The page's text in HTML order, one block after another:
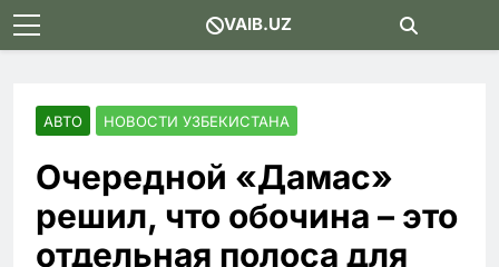
Skip
to
VAIB.UZ
АВТО НОВОСТИ УЗБЕКИСТАНА
Очередной «Дамас»
решил, что обочина – это
отдельная полоса для